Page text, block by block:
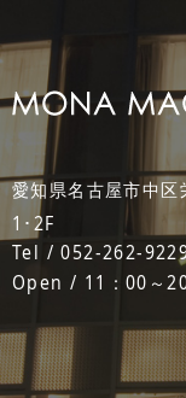
愛知県名古屋市中
1･2F
Tel / 052-262-
Open / 11：00～